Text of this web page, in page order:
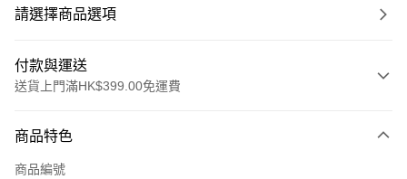
請選擇商品選項
付款與運送
送貨上門滿HK$399.00免運費
信用卡
商品特色
商品編號